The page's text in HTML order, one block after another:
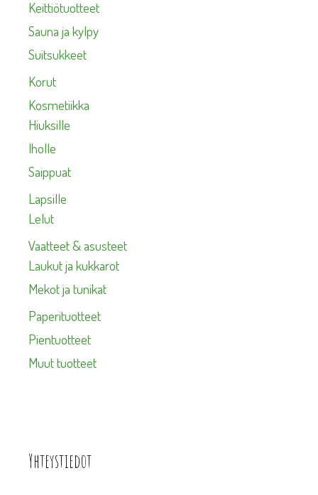
Keittiötuotteet
Sauna ja kylpy
Suitsukkeet
Korut
Kosmetiikka
Hiuksille
Iholle
Saippuat
Lapsille
Lelut
Vaatteet & asusteet
Laukut ja kukkarot
Mekot ja tunikat
Paperituotteet
Pientuotteet
Muut tuotteet
Yhteystiedot